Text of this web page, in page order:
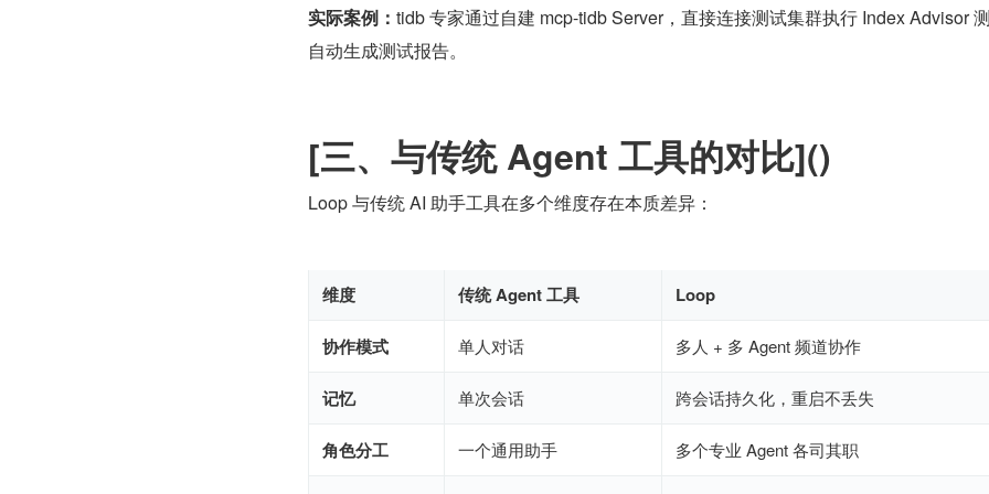
实际案例： tidb 专家通过自建 mcp-tidb Server，直接连接测试集群执行 Index Advisor
自动生成测试报告。
[三、与传统 Agent 工具的对比]()
Loop 与传统 AI 助手工具在多个维度存在本质差异：
维度 传统 Agent 工具 Loop
协作模式 单人对话 多人 + 多 Agent 频道协作
记忆 单次会话 跨会话持久化，重启不丢失
角色分工 一个通用助手 多个专业 Agent 各司其职